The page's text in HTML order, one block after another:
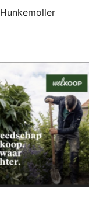
Hunkemoller